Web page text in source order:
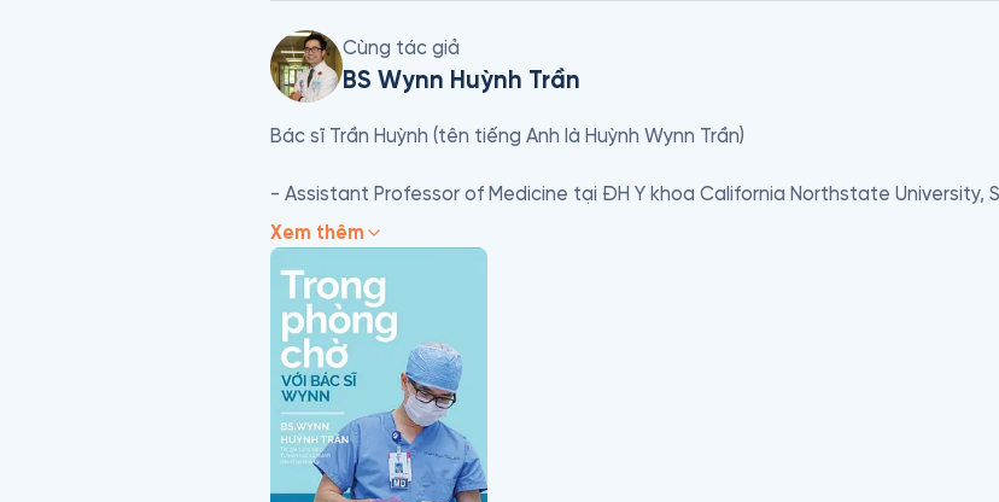
Cùng tác giả
BS Wynn Huỳnh Trần
Bác sĩ Trần Huỳnh (tên tiếng Anh là Huỳnh Wynn Trần)
- Assistant Professor of Medicine tại ĐH Y khoa California Northstate University,
- Assistant Professor of Pharmacy tại Viện đại học Western University tại
- BS chuyên khoa cơ xương khớp và da liễu tại Trung Tâm Y Khoa Wynn Medical
- BS tư vấn tại bệnh viện Methodist Hospital of Southern California, Arcadia,
- BS tư vấn đài truyền hình phố Bolsa TV, California
- Sáng lập và điều hành tổ chức y khoa phi lợi nhuận VietMD.net
Xem thêm